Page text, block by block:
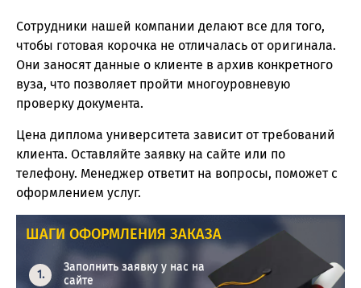
Сотрудники нашей компании делают все для того,
чтобы готовая корочка не отличалась от оригинала.
Они заносят данные о клиенте в архив конкретного
вуза, что позволяет пройти многоуровневую
проверку документа.
Цена диплома университета зависит от требований
клиента. Оставляйте заявку на сайте или по
телефону. Менеджер ответит на вопросы, поможет с
оформлением услуг.
ШАГИ ОФОРМЛЕНИЯ ЗАКАЗА
Заполнить заявку у нас на
сайте